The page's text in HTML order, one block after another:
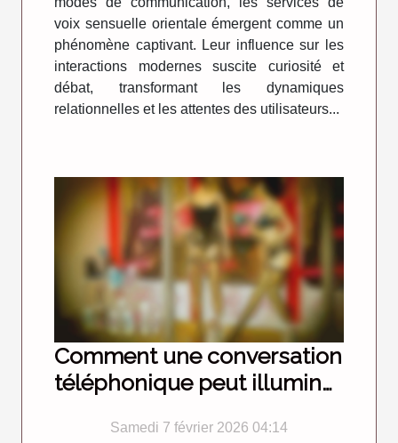
voix sensuelle orientale émergent comme un
phénomène captivant. Leur influence sur les
interactions modernes suscite curiosité et
débat, transformant les dynamiques
relationnelles et les attentes des utilisateurs...
Comment une conversation
téléphonique peut illuminer
Samedi 7 février 2026 04:14